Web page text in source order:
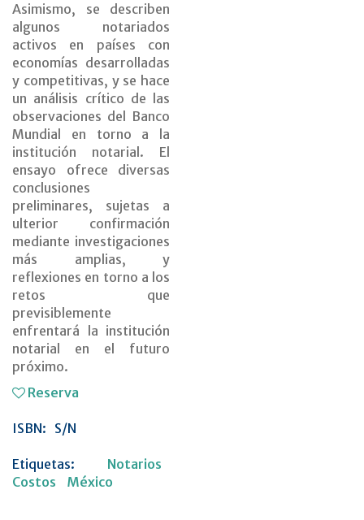
Asimismo, se describen
algunos notariados
activos en países con
economías desarrolladas
y competitivas, y se hace
un análisis crítico de las
observaciones del Banco
Mundial en torno a la
institución notarial. El
ensayo ofrece diversas
conclusiones
preliminares, sujetas a
ulterior confirmación
mediante investigaciones
más amplias, y
reflexiones en torno a los
retos que
previsiblemente
enfrentará la institución
notarial en el futuro
próximo.
Reserva
ISBN: S/N
Etiquetas:
Notarios
Costos
México